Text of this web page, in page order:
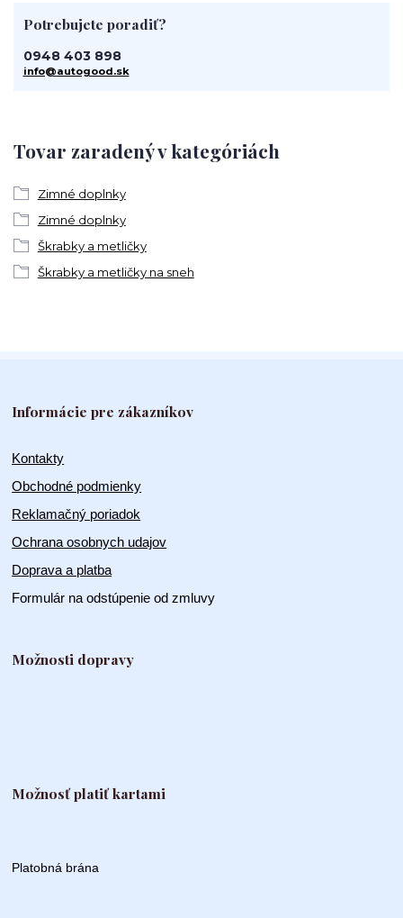
Tovar zaradený v kategóriách
Zimné doplnky
Zimné doplnky
Škrabky a metličky
Škrabky a metličky na sneh
Potrebujete poradiť?
0948 403 898
info@autogood.sk
Informácie pre zákazníkov
Kontakty
Obchodné podmienky
Reklamačný poriadok
Ochrana osobnych udajov
Doprava a platba
Formulár na odstúpenie od zmluvy
Možnosti dopravy
Možnosť platiť kartami
Platobná brána